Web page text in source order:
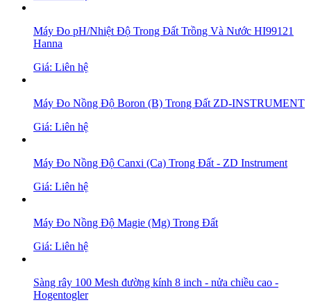
Máy Đo pH/Nhiệt Độ Trong Đất Trồng Và Nước HI99121
Hanna
Giá: Liên hệ
Máy Đo Nồng Độ Boron (B) Trong Đất ZD-INSTRUMENT
Giá: Liên hệ
Máy Đo Nồng Độ Canxi (Ca) Trong Đất - ZD Instrument
Giá: Liên hệ
Máy Đo Nồng Độ Magie (Mg) Trong Đất
Giá: Liên hệ
Sàng rây 100 Mesh đường kính 8 inch - nửa chiều cao -
Hogentogler